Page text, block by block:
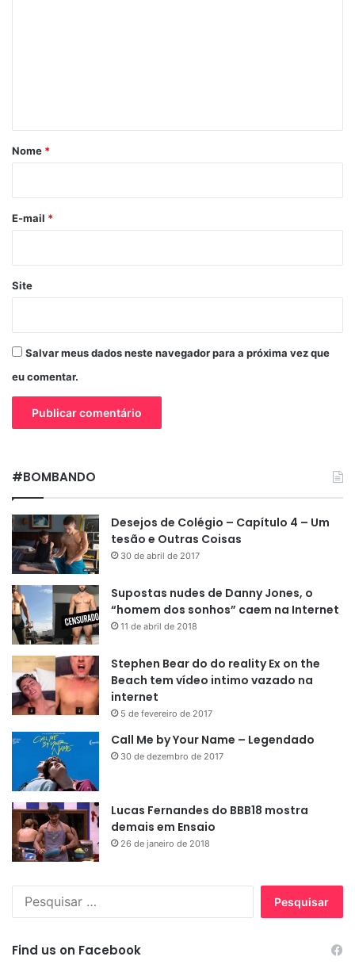
r
*
Nome *
E-mail *
Site
Salvar meus dados neste navegador para a próxima vez que
eu comentar.
#BOMBANDO
Desejos de Colégio – Capítulo 4 – Um
tesão e Outras Coisas
30 de abril de 2017
Supostas nudes de Danny Jones, o
“homem dos sonhos” caem na Internet
11 de abril de 2018
Stephen Bear do do reality Ex on the
Beach tem vídeo intimo vazado na
internet
5 de fevereiro de 2017
Call Me by Your Name – Legendado
30 de dezembro de 2017
Lucas Fernandes do BBB18 mostra
demais em Ensaio
26 de janeiro de 2018
Find us on Facebook